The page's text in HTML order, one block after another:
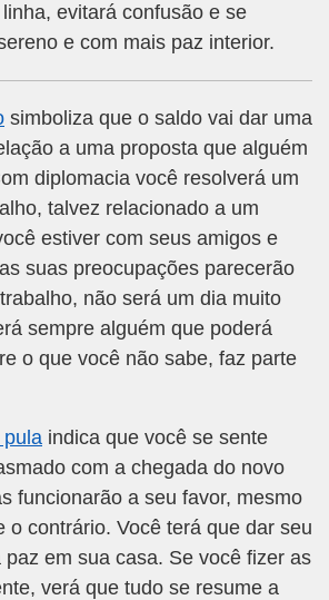
evitará confusão e se
e com mais paz interior.
simboliza que o saldo vai dar uma
a uma proposta que alguém
diplomacia você resolverá um
talvez relacionado a um
estiver com seus amigos e
suas preocupações parecerão
não será um dia muito
sempre alguém que poderá
o que você não sabe, faz parte
pula indica que você se sente
com a chegada do novo
funcionarão a seu favor, mesmo
o contrário. Você terá que dar seu
paz em sua casa. Se você fizer as
verá que tudo se resume a